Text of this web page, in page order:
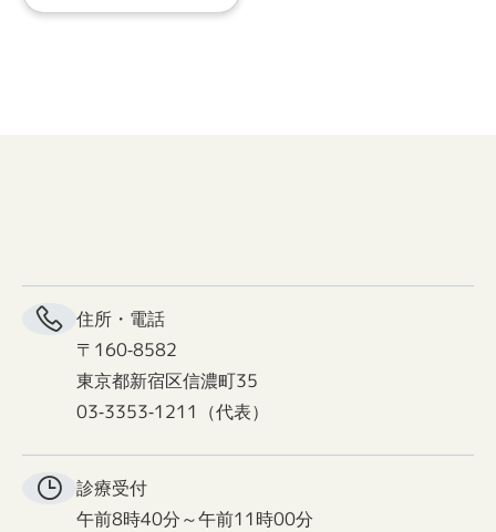
住所・電話
〒160-8582
東京都新宿区信濃町35
03-3353-1211（代表）
診療受付
午前8時40分～午前11時00分